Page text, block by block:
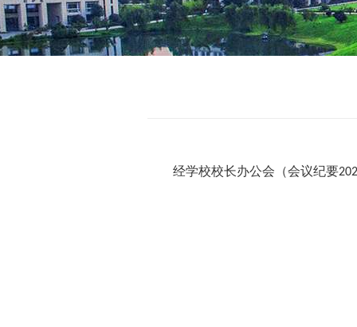
经学校校长办公会（会议纪要